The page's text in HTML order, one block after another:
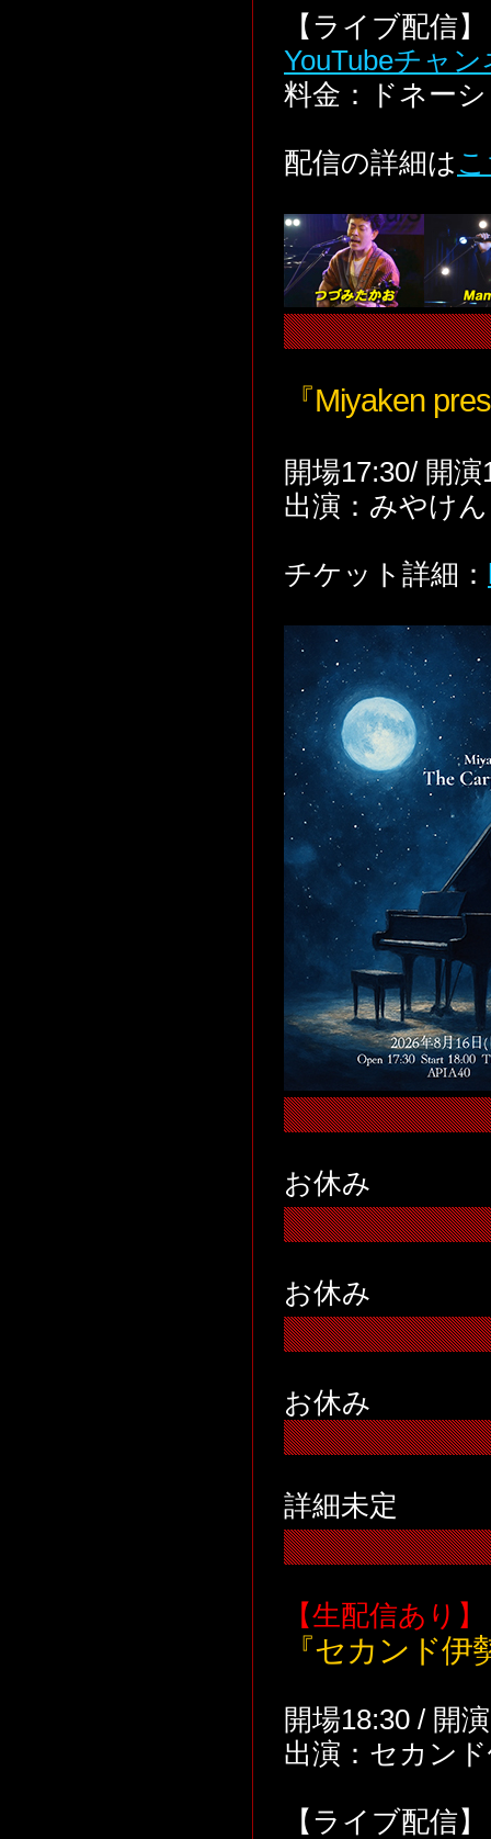
【ライブ配信
YouTubeチャ
料金：ドネー
配信の詳細は
『Miyaken
開場17:30/ 開
出演：みやけん
チケット詳細：
お休み
お休み
お休み
詳細未定
【生配信あり】
『セカンド
開場18:30 / 開
出演：セカン
【ライブ配信